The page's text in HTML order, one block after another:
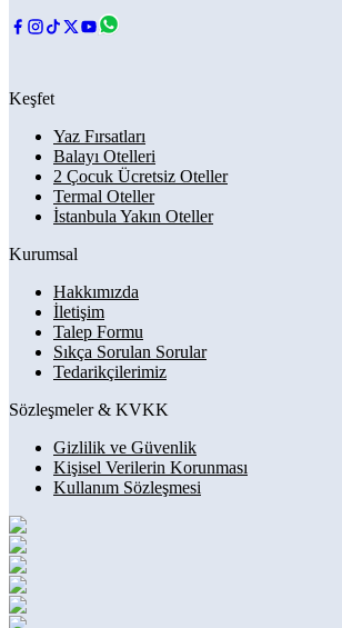
Keşfet
Yaz Fırsatları
Balayı Otelleri
2 Çocuk Ücretsiz Oteller
Termal Oteller
İstanbula Yakın Oteller
Kurumsal
Hakkımızda
İletişim
Talep Formu
Sıkça Sorulan Sorular
Tedarikçilerimiz
Sözleşmeler & KVKK
Gizlilik ve Güvenlik
Kişisel Verilerin Korunması
Kullanım Sözleşmesi